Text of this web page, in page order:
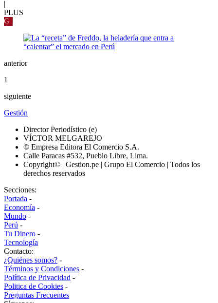
PLUS
G
anterior
1
siguiente
Gestión
Director Periodístico (e)
VÍCTOR MELGAREJO
© Empresa Editora El Comercio S.A.
Calle Paracas #532, Pueblo Libre, Lima.
Copyright© | Gestion.pe | Grupo El Comercio | Todos los
derechos reservados
Secciones:
Portada -
Economía -
Mundo -
Perú -
Tu Dinero -
Tecnología
Contacto:
¿Quiénes somos? -
Términos y Condiciones -
Política de Privacidad -
Politica de Cookies -
Preguntas Frecuentes